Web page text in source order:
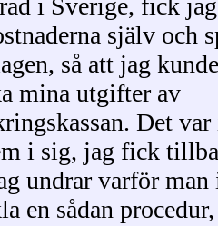
i Sverige, fick
själv och
så att jag
mina utgifter av
Det
i sig, jag fick
undrar varför man
en sådan